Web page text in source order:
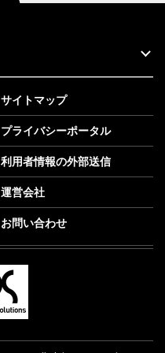
サイトマップ
プライバシーポータル
利用者情報の外部送信
運営会社
お問い合わせ